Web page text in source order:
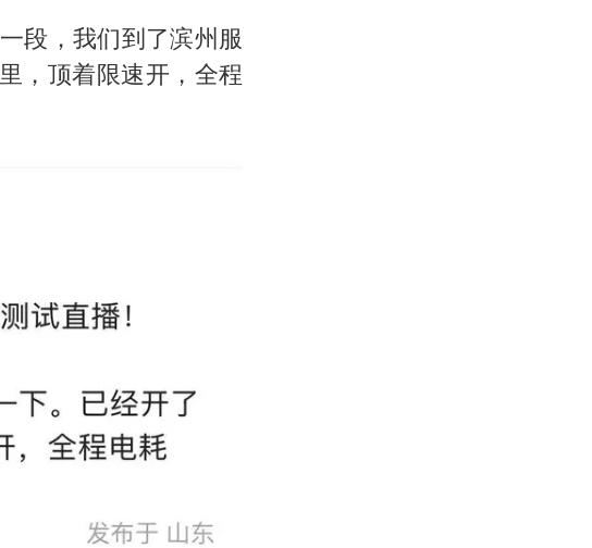
段，我们到了滨州服
，顶着限速开，全程